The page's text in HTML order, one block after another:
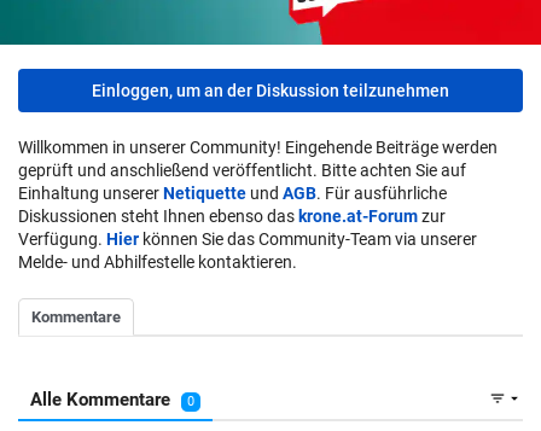
Einloggen, um an der Diskussion teilzunehmen
Willkommen in unserer Community! Eingehende Beiträge werden
geprüft und anschließend veröffentlicht. Bitte achten Sie auf
Einhaltung unsererNetiquette und AGB. Für ausführliche
Diskussionen steht Ihnen ebenso das krone.at-Forumzur
Verfügung. Hier können Sie das Community-Team via unserer
Melde- und Abhilfestelle kontaktieren.